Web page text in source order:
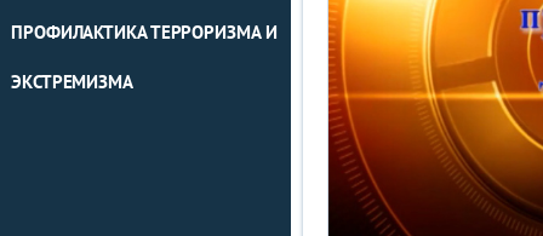
ПРОФИЛАКТИКА ТЕРРОРИЗМА И
ЭКСТРЕМИЗМА